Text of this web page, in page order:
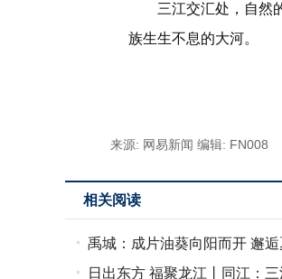
三江交汇处，自然
族生生不息的大河。
来源: 网易新闻 编辑: FN008
相关阅读
禹城：成片油葵向阳而开 邂逅
日出东方 福聚龙江丨同江：